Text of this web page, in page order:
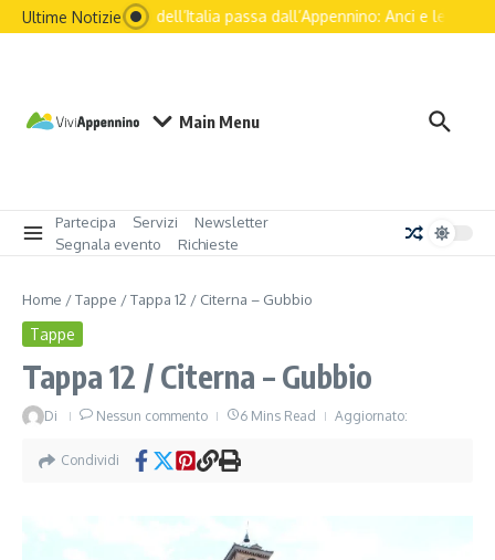
Ultime NotizieIl futuro dell’Italia passa dall’Appennino: Anci e le
Main Menu
Partecipa Servizi
Newsletter
Segnala evento
Richieste
Home /Tappe /Tappa 12 / Citerna – Gubbio
Tappe
Tappa 12 / Citerna – Gubbio
Di Nessun commento 6 Mins Read Aggiornato:
Condividi